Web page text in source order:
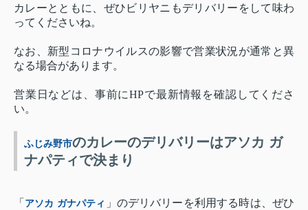
カレーとともに、ぜひビリヤニもデリバリーをして味わ
ってくださいね。
なお、新型コロナウイルスの影響で営業状況が通常と異
なる場合があります。
営業日などは、事前にHPで最新情報を確認してくださ
い。
ふじみ野市のカレーのデリバリーはアソカ ガ
ナパティで決まり
「 アソカ ガナパティ 」のデリバリーを利用する時は、ぜひ